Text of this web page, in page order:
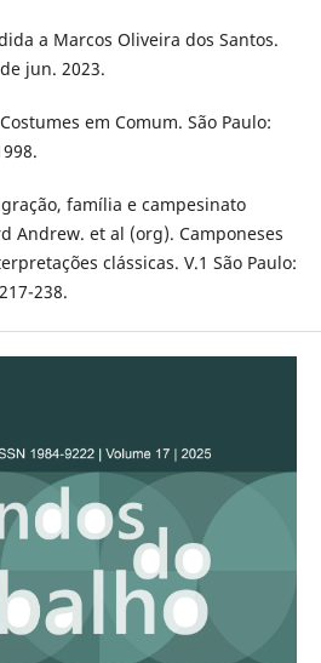
a Marcos Oliveira dos Santos.
jun. 2023.
em Comum. São Paulo:
família e campesinato
Andrew. et al (org). Camponeses
clássicas. V.1 São Paulo:
238.